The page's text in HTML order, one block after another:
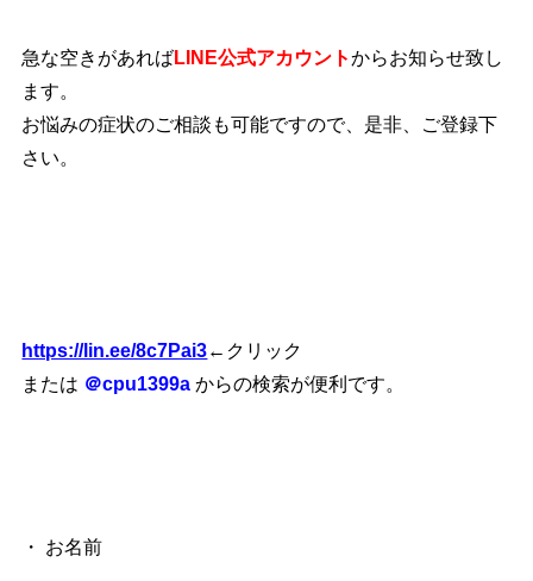
急な空きがあればLINE公式アカウントからお知らせ致し
ます。
お悩みの症状のご相談も可能ですので、是非、ご登録下
さい。
https://lin.ee/8c7Pai3←クリック
または ＠cpu1399aからの検索が便利です。
・ お名前